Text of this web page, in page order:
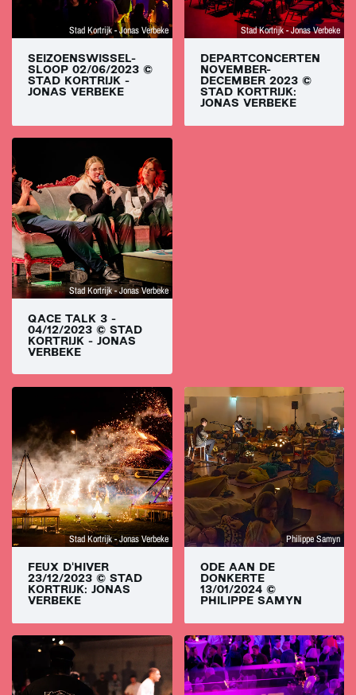
Stad Kortrijk - Jonas Verbeke
SEIZOENSWISSEL-
SLOOP 02/06/2023 ©
STAD KORTRIJK -
JONAS VERBEKE
Stad Kortrijk - Jonas Verbeke
DEPARTCONCERTEN
NOVEMBER-
DECEMBER 2023 ©
STAD KORTRIJK:
JONAS VERBEKE
Stad Kortrijk - Jonas Verbeke
QACE TALK 3 -
04/12/2023 © STAD
KORTRIJK - JONAS
VERBEKE
Stad Kortrijk - Jonas Verbeke
FEUX D'HIVER
23/12/2023 © STAD
KORTRIJK: JONAS
VERBEKE
Philippe Samyn
ODE AAN DE
DONKERTE
13/01/2024 ©
PHILIPPE SAMYN